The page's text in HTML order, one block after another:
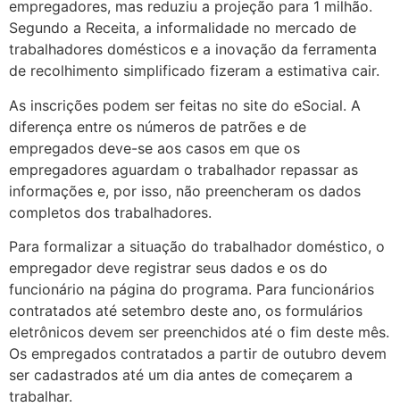
empregadores, mas reduziu a projeção para 1 milhão.
Segundo a Receita, a informalidade no mercado de
trabalhadores domésticos e a inovação da ferramenta
de recolhimento simplificado fizeram a estimativa cair.
As inscrições podem ser feitas no site do eSocial. A
diferença entre os números de patrões e de
empregados deve-se aos casos em que os
empregadores aguardam o trabalhador repassar as
informações e, por isso, não preencheram os dados
completos dos trabalhadores.
Para formalizar a situação do trabalhador doméstico, o
empregador deve registrar seus dados e os do
funcionário na página do programa. Para funcionários
contratados até setembro deste ano, os formulários
eletrônicos devem ser preenchidos até o fim deste mês.
Os empregados contratados a partir de outubro devem
ser cadastrados até um dia antes de começarem a
trabalhar.